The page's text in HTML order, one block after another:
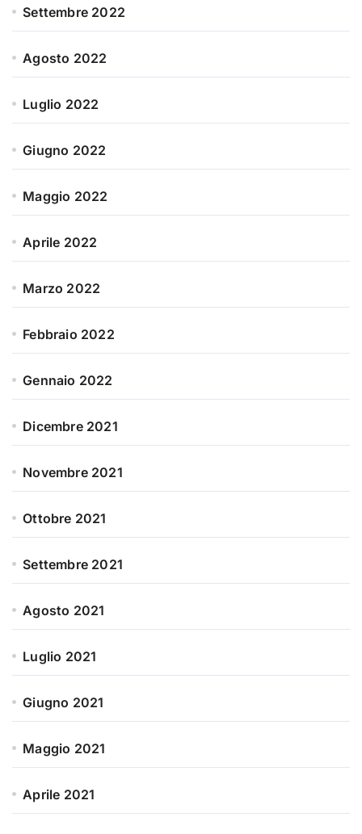
Settembre 2022
Agosto 2022
Luglio 2022
Giugno 2022
Maggio 2022
Aprile 2022
Marzo 2022
Febbraio 2022
Gennaio 2022
Dicembre 2021
Novembre 2021
Ottobre 2021
Settembre 2021
Agosto 2021
Luglio 2021
Giugno 2021
Maggio 2021
Aprile 2021